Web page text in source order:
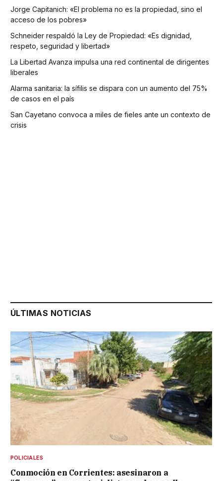
Jorge Capitanich: «El problema no es la propiedad, sino el
acceso de los pobres»
Schneider respaldó la Ley de Propiedad: «Es dignidad,
respeto, seguridad y libertad»
La Libertad Avanza impulsa una red continental de dirigentes
liberales
Alarma sanitaria: la sífilis se dispara con un aumento del 75%
de casos en el país
San Cayetano convoca a miles de fieles ante un contexto de
crisis
ÚLTIMAS NOTICIAS
POLICIALES
Conmoción en Corrientes: asesinaron a